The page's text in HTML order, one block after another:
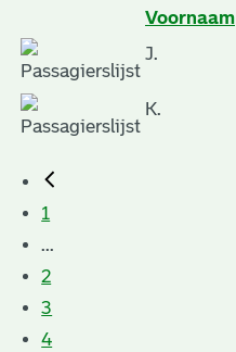
Voornaam
J.
K.
1
...
2
3
4